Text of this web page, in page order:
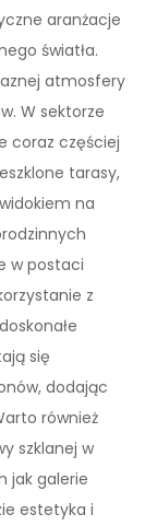
aranżacje
światła.
atmosfery
W sektorze
coraz częściej
tarasy,
na
w postaci
z
się
dodając
również
szklanej w
jak galerie
estetyka i